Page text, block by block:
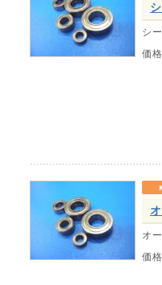
シ
価格
オ
価格